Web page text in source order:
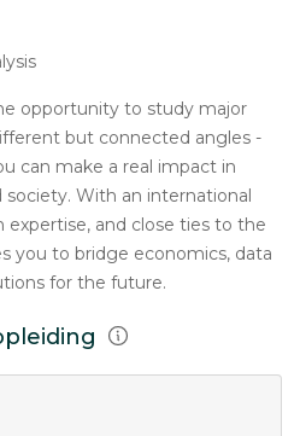
opportunity to study major
but connected angles -
can make a real impact in
With an international
expertise, and close ties to the
you to bridge economics, data
for the future.